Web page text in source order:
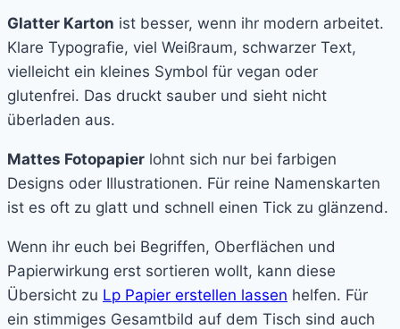
Glatter Karton ist besser, wenn ihr modern arbeitet.
Klare Typografie, viel Weißraum, schwarzer Text,
vielleicht ein kleines Symbol für vegan oder
glutenfrei. Das druckt sauber und sieht nicht
überladen aus.
Mattes Fotopapier lohnt sich nur bei farbigen
Designs oder Illustrationen. Für reine Namenskarten
ist es oft zu glatt und schnell einen Tick zu glänzend.
Wenn ihr euch bei Begriffen, Oberflächen und
Papierwirkung erst sortieren wollt, kann diese
Übersicht zu Lp Papier erstellen lassen helfen. Für
ein stimmiges Gesamtbild auf dem Tisch sind auch